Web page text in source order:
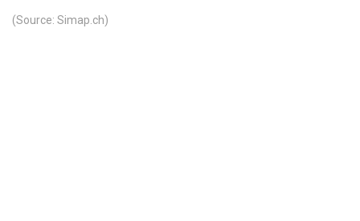
(Source: Simap.ch)